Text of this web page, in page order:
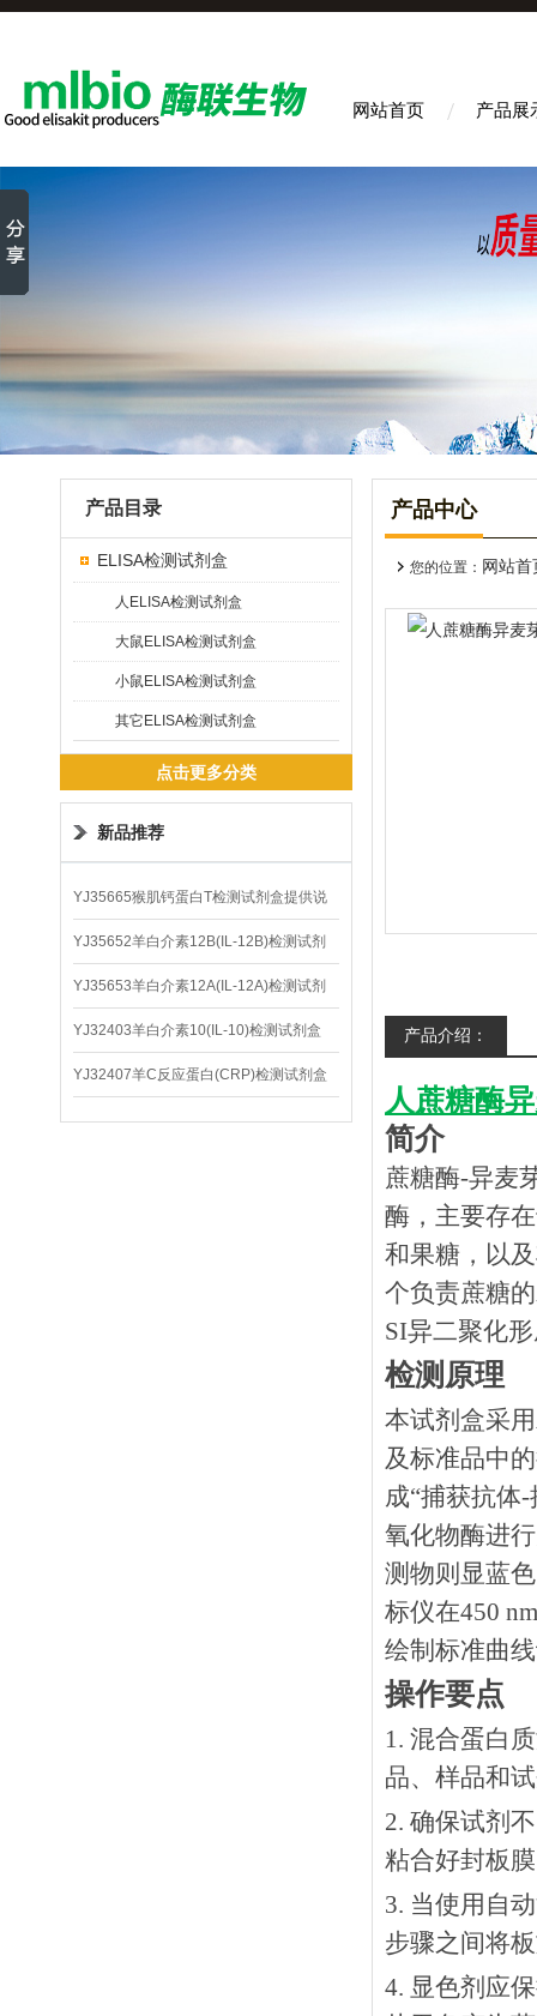
网站首页 产品展
产品目录
ELISA检测试剂盒
人ELISA检测试剂盒
大鼠ELISA检测试剂盒
小鼠ELISA检测试剂盒
其它ELISA检测试剂盒
点击更多分类
新品推荐
YJ35665猴肌钙蛋白T检测试剂盒提供说
明书
YJ35652羊白介素12B(IL-12B)检测试剂
盒
YJ35653羊白介素12A(IL-12A)检测试剂
盒
YJ32403羊白介素10(IL-10)检测试剂盒
YJ32407羊C反应蛋白(CRP)检测试剂盒
产品中心
您的位置： 网站首
产品介绍：
人蔗糖酶
简介
蔗糖酶-异麦
酶，主要存
和果糖，以
个负责蔗糖
SI异二聚化
检测原理
本试剂盒采
及标准品中
成“捕获抗体
氧化物酶进
测物则显蓝
标仪在450
绘制标准曲
操作要点
1. 混合蛋白
品、样品和
2. 确保试剂
粘合好封板
3. 当使用自
步骤之间将
4. 显色剂应